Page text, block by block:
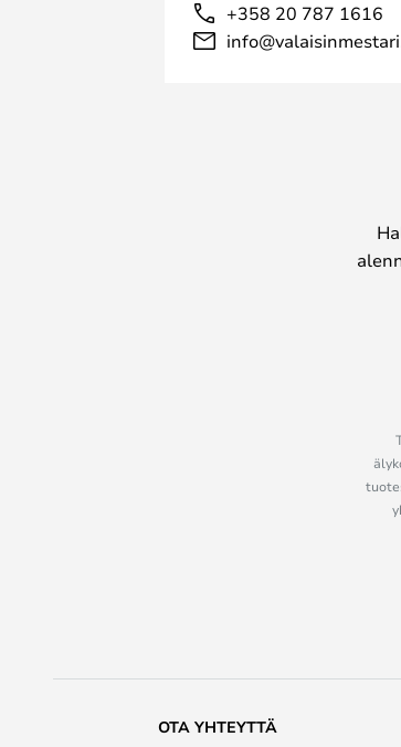
+358 20 787 1616
OTA YHTEYTTÄ